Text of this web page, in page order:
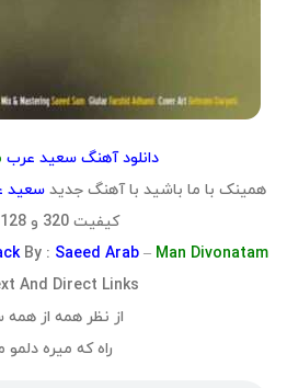
دانلود آهنگ سعید عرب
همینک با ما باشید با آهنگ جدید سعید
کیفیت 320 و 128 MP3
By : Saeed Arab – Man Divonatam
And Direct Links
از نظر همه از همه
راه که میره دلمو